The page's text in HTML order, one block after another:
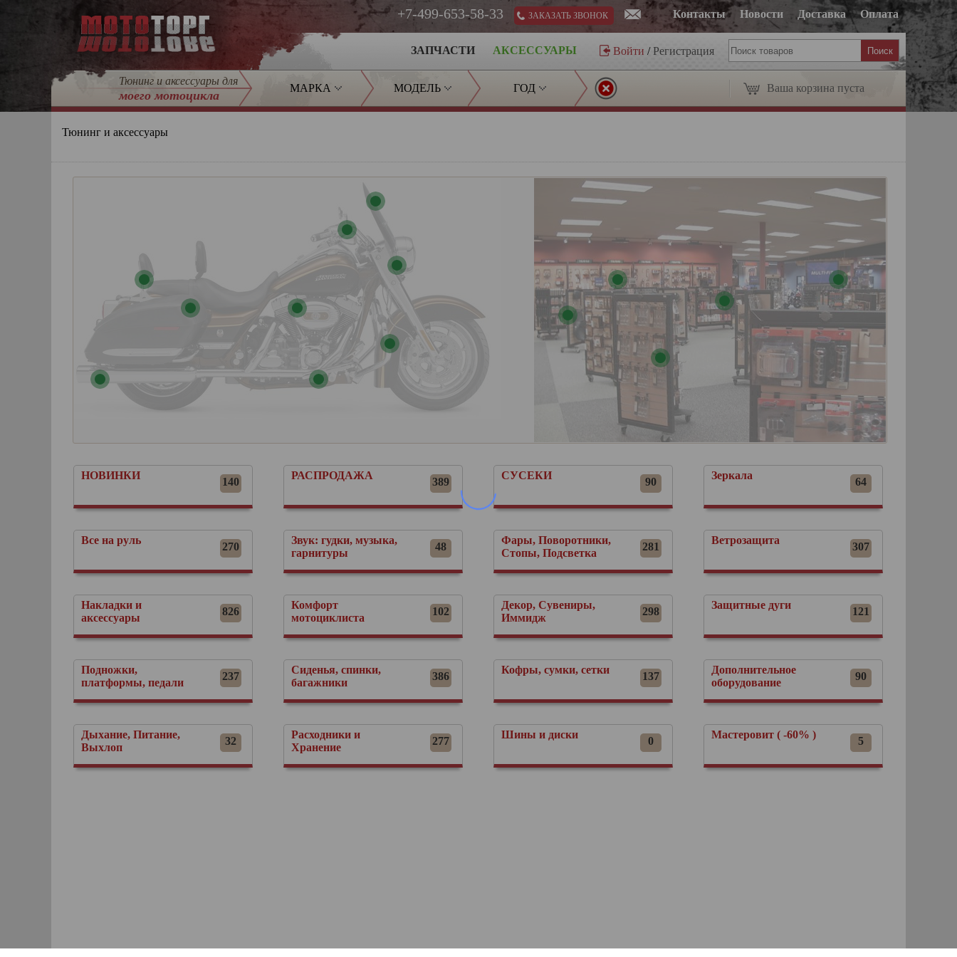
Оплата
Доставка
Новости
Контакты
ЗАКАЗАТЬ ЗВОНОК
+7-499-653-58-33
Войти /Регистрация
АКСЕССУАРЫ
ЗАПЧАСТИ
Тюнинг и аксессуары для
моего мотоцикла
МАРКА МОДЕЛЬ ГОД Ваша корзина пуста
Тюнинг и аксессуары
НОВИНКИ
140
РАСПРОДАЖА
389
СУСЕКИ
90
Зеркала
64
Все на руль
270
Звук: гудки, музыка,
гарнитуры
48
Фары, Поворотники,
Стопы, Подсветка
281
Ветрозащита
307
Накладки и
аксессуары
826
Комфорт
мотоциклиста
102
Декор, Сувениры,
Иммидж
298
Защитные дуги
121
Подножки,
платформы, педали
237
Сиденья, спинки,
багажники
386
Кофры, сумки, сетки
137
Дополнительное
оборудование
90
Дыхание, Питание,
Выхлоп
32
Расходники и
Хранение
277
Шины и диски
0
Мастеровит ( -60% )
5